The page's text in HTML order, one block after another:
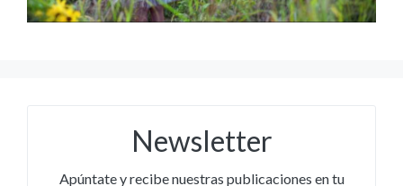
Newsletter
Apúntate y recibe nuestras publicaciones en tu